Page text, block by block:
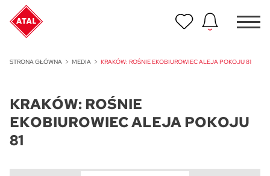
STRONA GŁÓWNA MEDIA KRAKÓW: ROŚNIE EKOBIUROWIEC ALEJA POKOJU 81
KRAKÓW: ROŚNIE
EKOBIUROWIEC ALEJA POKOJU
81
ATAL Unii Lubelskiej w Poznaniu
Nowość
ATAL Ville przy Białej
Polecaj i zyskaj nawet 5 000 zł